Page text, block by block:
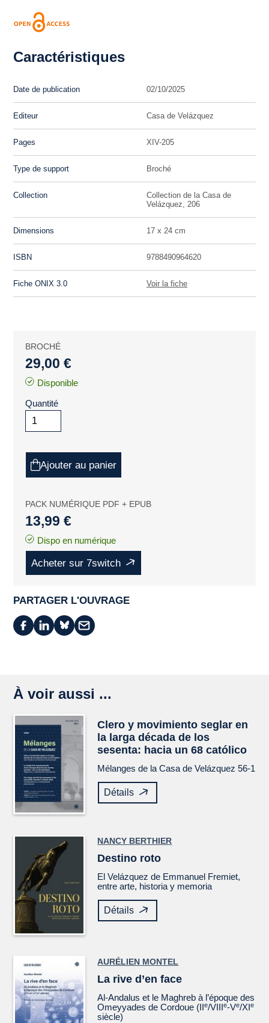
Caractéristiques
Date de publication 02/10/2025
Editeur Casa de Velázquez
Pages XIV-205
Type de support Broché
Collection
Collection de la Casa de
Velázquez, 206
Dimensions 17 x 24 cm
ISBN 9788490964620
Fiche ONIX 3.0 Voir la fiche
BROCHÉ
29,00 €
Disponible
Quantité
Ajouter au panier
PACK NUMÉRIQUE PDF + EPUB
13,99 €
Dispo en numérique
Acheter sur 7switch
PARTAGER L'OUVRAGE
À voir aussi ...
Clero y movimiento seglar en
la larga década de los
sesenta: hacia un 68 católico
Mélanges de la Casa de Velázquez 56-1
Détails
NANCY BERTHIER
Destino roto
ElVelázquez de Emmanuel Fremiet,
entre arte, historia y memoria
Détails
AURÉLIEN MONTEL
La rive d’en face
Al-Andalus et le Maghreb à l’époque des
Omeyyades de Cordoue (IIe/VIIIe-Ve/XIe
siècle)